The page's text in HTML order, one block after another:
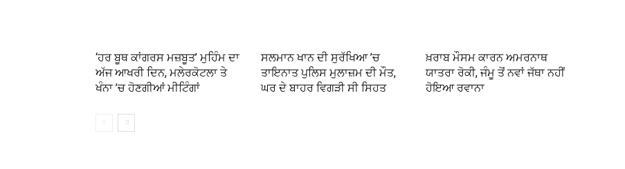
‘ਹਰ ਬੂਥ ਕਾਂਗਰਸ ਮਜ਼ਬੂਤ’ ਮੁਹਿੰਮ ਦਾ
ਅੱਜ ਆਖਰੀ ਦਿਨ, ਮਲੇਰਕੋਟਲਾ ਤੇ
ਖੰਨਾ ’ਚ ਹੋਣਗੀਆਂ ਮੀਟਿੰਗਾਂ
ਸਲਮਾਨ ਖਾਨ ਦੀ ਸੁਰੱਖਿਆ ’ਚ
ਤਾਇਨਾਤ ਪੁਲਿਸ ਮੁਲਾਜ਼ਮ ਦੀ ਮੌਤ,
ਘਰ ਦੇ ਬਾਹਰ ਵਿਗੜੀ ਸੀ ਸਿਹਤ
ਖ਼ਰਾਬ ਮੌਸਮ ਕਾਰਨ ਅਮਰਨਾਥ
ਯਾਤਰਾ ਰੋਕੀ, ਜੰਮੂ ਤੋਂ ਨਵਾਂ ਜੱਥਾ ਨਹੀਂ
ਹੋਇਆ ਰਵਾਨਾ